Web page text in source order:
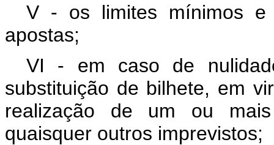
V - os limites mínimos e
apostas;
VI - em caso de
substituição de bilhete, em
realização de um ou
quaisquer outros imprevistos;